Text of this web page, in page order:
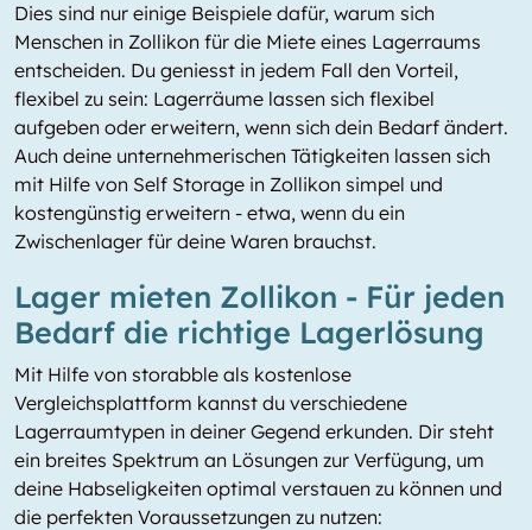
Dies sind nur einige Beispiele dafür, warum sich
Menschen in Zollikon für die Miete eines Lagerraums
entscheiden. Du geniesst in jedem Fall den Vorteil,
flexibel zu sein: Lagerräume lassen sich flexibel
aufgeben oder erweitern, wenn sich dein Bedarf ändert.
Auch deine unternehmerischen Tätigkeiten lassen sich
mit Hilfe von Self Storage in Zollikon simpel und
kostengünstig erweitern - etwa, wenn du ein
Zwischenlager für deine Waren brauchst.
Lager mieten Zollikon - Für jeden
Bedarf die richtige Lagerlösung
Mit Hilfe von storabble als kostenlose
Vergleichsplattform kannst du verschiedene
Lagerraumtypen in deiner Gegend erkunden. Dir steht
ein breites Spektrum an Lösungen zur Verfügung, um
deine Habseligkeiten optimal verstauen zu können und
die perfekten Voraussetzungen zu nutzen: